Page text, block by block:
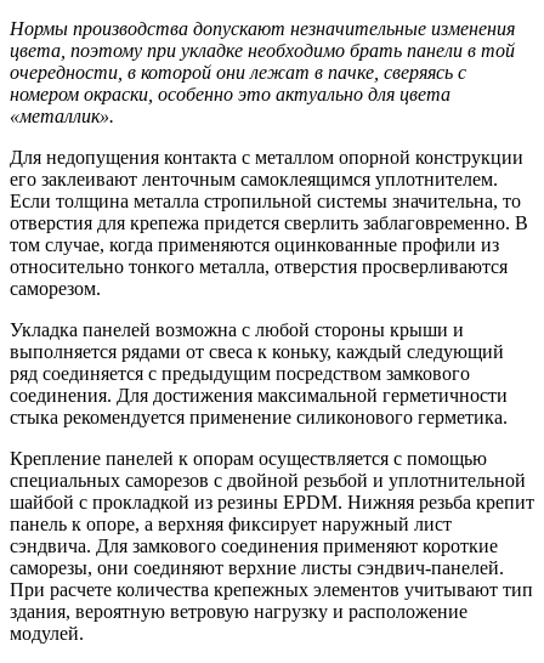
Нормы производства допускают незначительные изменения
цвета, поэтому при укладке необходимо брать панели в той
очередности, в которой они лежат в пачке, сверяясь с
номером окраски, особенно это актуально для цвета
«металлик».
Для недопущения контакта с металлом опорной конструкции
его заклеивают ленточным самоклеящимся уплотнителем.
Если толщина металла стропильной системы значительна, то
отверстия для крепежа придется сверлить заблаговременно. В
том случае, когда применяются оцинкованные профили из
относительно тонкого металла, отверстия просверливаются
саморезом.
Укладка панелей возможна с любой стороны крыши и
выполняется рядами от свеса к коньку, каждый следующий
ряд соединяется с предыдущим посредством замкового
соединения. Для достижения максимальной герметичности
стыка рекомендуется применение силиконового герметика.
Крепление панелей к опорам осуществляется с помощью
специальных саморезов с двойной резьбой и уплотнительной
шайбой с прокладкой из резины EPDM. Нижняя резьба крепит
панель к опоре, а верхняя фиксирует наружный лист
сэндвича. Для замкового соединения применяют короткие
саморезы, они соединяют верхние листы сэндвич-панелей.
При расчете количества крепежных элементов учитывают тип
здания, вероятную ветровую нагрузку и расположение
модулей.